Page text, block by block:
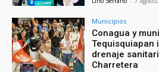
Municipios
Conagua y
Tequisquiapan
drenaje
Charretera